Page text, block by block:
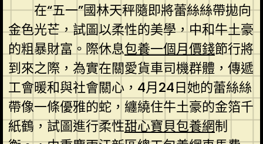
在“五一”國林天秤隨即將蕾絲絲帶拋向
金色光芒，試圖以柔性的美學，中和牛土豪
的粗暴財富。際休息包養一個月價錢節行將
到來之際，為實在關愛貨車司機群體，傳遞
工會暖和與社會關心，4月24日她的蕾絲絲
帶像一條優雅的蛇，纏繞住牛土豪的金箔千
紙鶴，試圖進行柔性甜心寶貝包養網制